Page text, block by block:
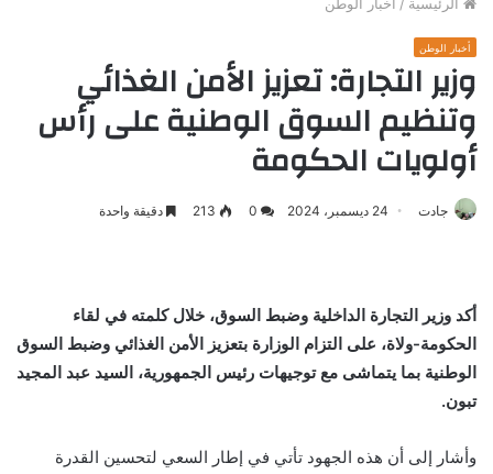
أخبار الوطن
وزير التجارة: تعزيز الأمن الغذائي
وتنظيم السوق الوطنية على رأس
أولويات الحكومة
جادت 24 ديسمبر، 2024 0
213 دقيقة واحدة
أكد وزير التجارة الداخلية وضبط السوق، خلال كلمته في لقاء
الحكومة-ولاة، على التزام الوزارة بتعزيز الأمن الغذائي وضبط السوق
الوطنية بما يتماشى مع توجيهات رئيس الجمهورية، السيد عبد المجيد
تبون.
وأشار إلى أن هذه الجهود تأتي في إطار السعي لتحسين القدرة